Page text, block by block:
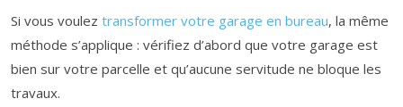
Si vous voulez transformer votre garage en bureau, la même
méthode s’applique : vérifiez d’abord que votre garage est
bien sur votre parcelle et qu’aucune servitude ne bloque les
travaux.